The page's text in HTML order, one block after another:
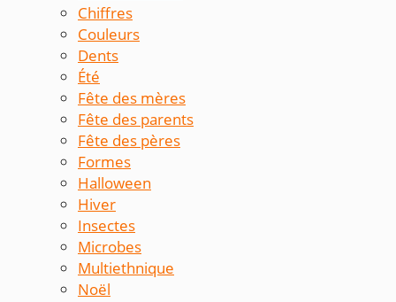
Chiffres
Couleurs
Dents
Été
Fête des mères
Fête des parents
Fête des pères
Formes
Halloween
Hiver
Insectes
Microbes
Multiethnique
Noël